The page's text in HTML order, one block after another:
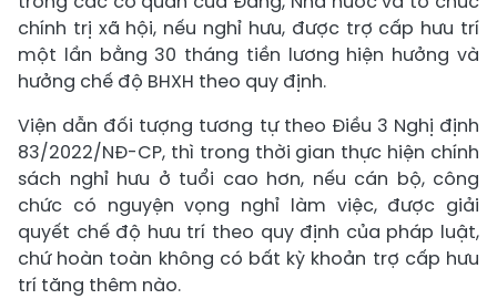
chính trị xã hội, nếu nghỉ hưu, được trợ cấp hưu trí
một lần bằng 30 tháng tiền lương hiện hưởng và
hưởng chế độ BHXH theo quy định.
Viện dẫn đối tượng tương tự theo Điều 3 Nghị định
83/2022/NĐ-CP, thì trong thời gian thực hiện chính
sách nghỉ hưu ở tuổi cao hơn, nếu cán bộ, công
chức có nguyện vọng nghỉ làm việc, được giải
quyết chế độ hưu trí theo quy định của pháp luật,
chứ hoàn toàn không có bất kỳ khoản trợ cấp hưu
trí tăng thêm nào.